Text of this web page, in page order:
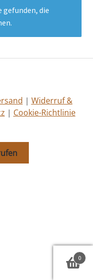
gefunden, die
| Widerruf &
| Cookie-Richtlinie
0